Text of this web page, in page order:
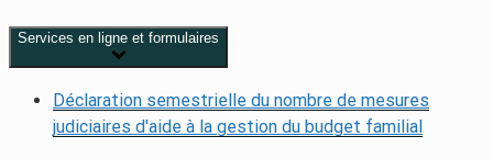
Services en ligne et formulaires
Déclaration semestrielle du nombre de mesures
judiciaires d'aide à la gestion du budget familial